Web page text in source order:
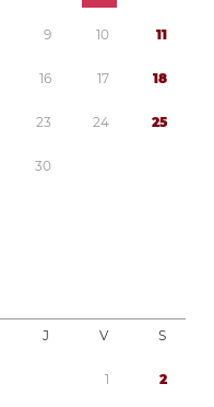
9 10 11
16 17 18
23 24 25
30
J V S
1 2